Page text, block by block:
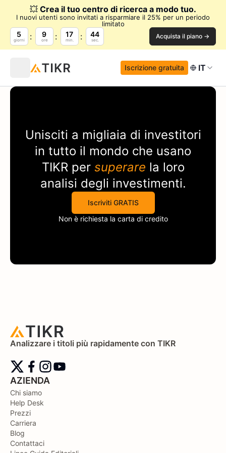
💥 Crea il tuo centro di ricerca a modo tuo.
I nuovi utenti sono invitati a risparmiare il 25% per un periodo
limitato
5
giorni
9
ore
17
min.
44
sec. Acquista il piano →
Iscrizione gratuita IT
Unisciti a migliaia di investitori
in tutto il mondo che usano
TIKRper superare la loro
analisi degli investimenti.
Iscriviti GRATIS
Non è richiesta la carta di credito
Analizzare i titoli più rapidamente con TIKR
AZIENDA
Chi siamo
Help Desk
Prezzi
Carriera
Blog
Contattaci